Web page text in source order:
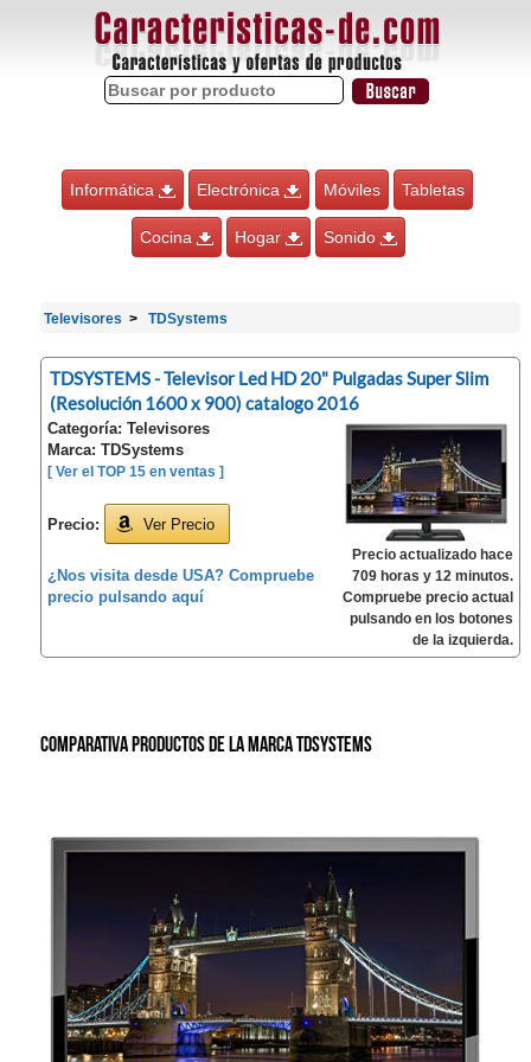
Informática Electrónica Móviles Tabletas
Cocina Hogar Sonido
Televisores TDSystems
TDSYSTEMS - Televisor Led HD 20" Pulgadas Super Slim
(Resolución 1600 x 900) catalogo 2016
Categoría: Televisores
Marca: TDSystems
[ Ver el TOP 15 en ventas ]
Precio: Ver Precio
¿Nos visita desde USA? Compruebe
precio pulsando aquí
Precio actualizado hace
709 horas y 12 minutos.
Compruebe precio actual
pulsando en los botones
de la izquierda.
Comparativa productos de la marca TDSystems